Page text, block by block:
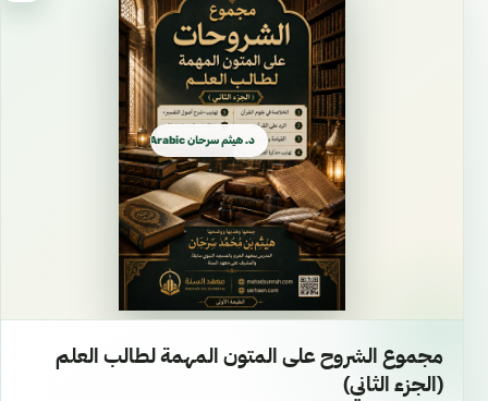
د. هيثم سرحان Arabic العربية
مجموع الشروح على المتون المهمة لطالب العلم
(الجزء الثاني)